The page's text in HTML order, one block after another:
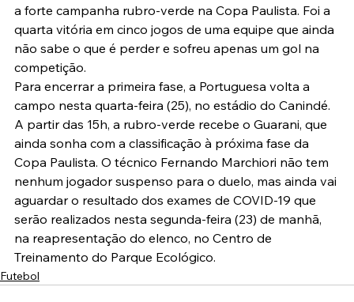
a forte campanha rubro-verde na Copa Paulista. Foi a
quarta vitória em cinco jogos de uma equipe que ainda
não sabe o que é perder e sofreu apenas um gol na
competição.
Para encerrar a primeira fase, a Portuguesa volta a
campo nesta quarta-feira (25), no estádio do Canindé.
A partir das 15h, a rubro-verde recebe o Guarani, que
ainda sonha com a classificação à próxima fase da
Copa Paulista. O técnico Fernando Marchiori não tem
nenhum jogador suspenso para o duelo, mas ainda vai
aguardar o resultado dos exames de COVID-19 que
serão realizados nesta segunda-feira (23) de manhã,
na reapresentação do elenco, no Centro de
Treinamento do Parque Ecológico.
Futebol